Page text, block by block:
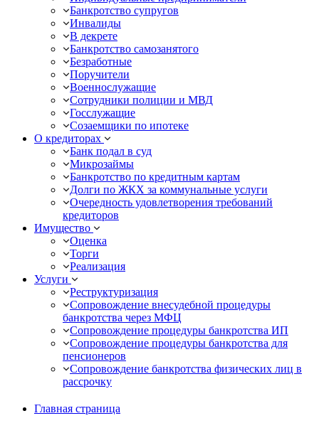
Банкротство супругов
Инвалиды
В декрете
Банкротство самозанятого
Безработные
Поручители
Военнослужащие
Сотрудники полиции и МВД
Госслужащие
Созаемщики по ипотеке
О кредиторах
Банк подал в суд
Микрозаймы
Банкротство по кредитным картам
Долги по ЖКХ за коммунальные услуги
Очередность удовлетворения требований
кредиторов
Имущество
Оценка
Торги
Реализация
Услуги
Реструктуризация
Сопровождение внесудебной процедуры
банкротства через МФЦ
Сопровождение процедуры банкротства ИП
Сопровождение процедуры банкротства для
пенсионеров
Сопровождение банкротства физических лиц в
рассрочку
Главная страница